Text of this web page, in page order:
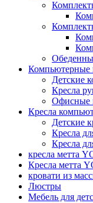
Компьютерные
Детские
Кресла
Офисные
Кресла
Детские
Кресла
Кресла
кресла метта
Кресла метта
кровати из
Люстры
Мебель для